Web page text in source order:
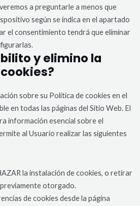
a preguntarle a menos que
según se indica en el apartado
el consentimiento tendrá que eliminar
y elimino la
sobre su Política de cookies en el
en todas las páginas del Sitio Web. El
información esencial sobre el
al Usuario realizar las siguientes
la instalación de cookies, o retirar
otorgado.
de cookies desde la página